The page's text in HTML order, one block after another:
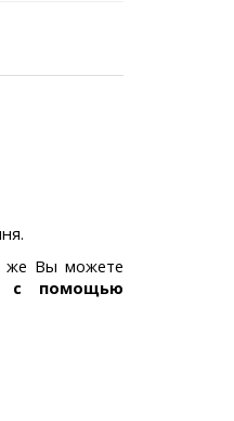
же Вы можете
с помощью